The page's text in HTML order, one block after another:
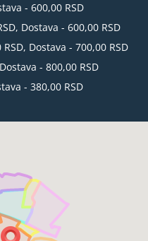
- 600,00 RSD
Dostava - 600,00 RSD
Dostava - 700,00 RSD
- 800,00 RSD
- 380,00 RSD